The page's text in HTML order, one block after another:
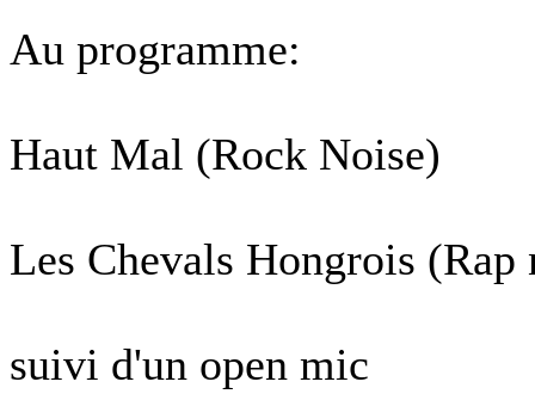
Au programme:
Haut Mal (Rock Noise)
Les Chevals Hongrois (Rap
suivi d'un open mic